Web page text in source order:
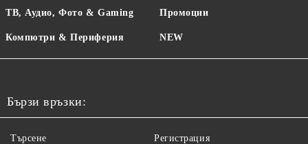
ТВ, Аудио, Фото & Gaming
Компютри & Периферия
Промоции
NEW
Бързи връзки:
Търсене Регистрация